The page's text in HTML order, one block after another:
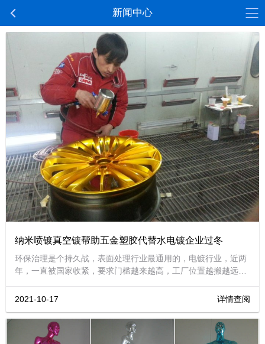
新闻中心
纳米喷镀真空镀帮助五金塑胶代替水电镀企业过冬
环保治理是个持久战，表面处理行业最通用的，电镀行业，近两
年，一直被国家收紧，要求门槛越来越高，工厂位置越搬越远，
莫及，束手无策。
2021-10-17 详情查阅